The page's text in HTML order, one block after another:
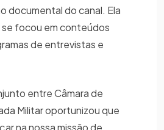
documental do canal. Ela
focou em conteúdos
de entrevistas e
entre Câmara de
Militar oportunizou que
na nossa missão de